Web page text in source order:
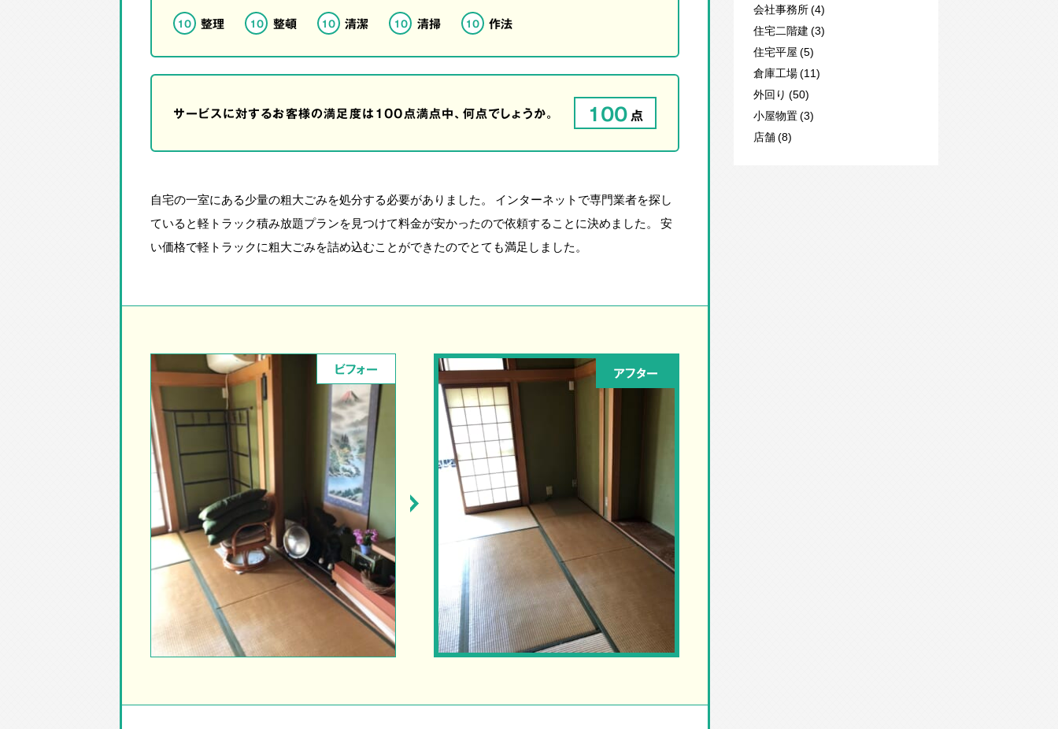
10 整理 10 整頓 10 清潔 10 清掃 10 作法
サービスに対するお客様の満足度は100点満点中、何点でしょうか。 100点
自宅の一室にある少量の粗大ごみを処分する必要がありました。 インターネットで専門業者を探し
ていると軽トラック積み放題プランを見つけて料金が安かったので依頼することに決めました。 安
い価格で軽トラックに粗大ごみを詰め込むことができたのでとても満足しました。
ビフォー アフター
会社事務所 (4)
住宅二階建 (3)
住宅平屋 (5)
倉庫工場 (11)
外回り (50)
小屋物置 (3)
店舗 (8)